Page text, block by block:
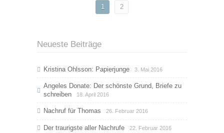
1 2
Neueste Beiträge
Kristina Ohlsson: Papierjunge 3. Mai 2016
Angeles Donate: Der schönste Grund, Briefe zu
schreiben
18. April 2016
Nachruf für Thomas 26. Februar 2016
Der traurigste aller Nachrufe 22. Februar 2016